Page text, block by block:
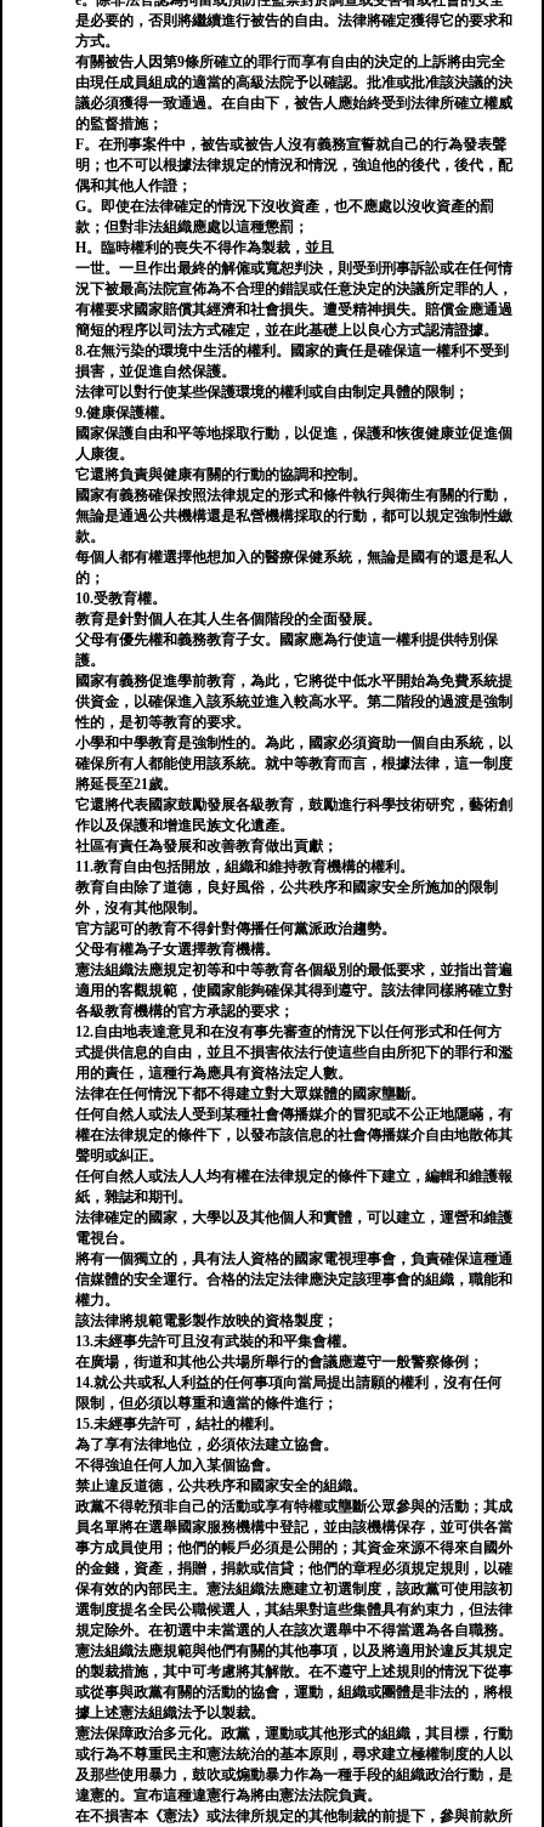
是必要的，否則將繼續進行被告的自由。法律將確定獲得它的要求和
方式。
有關被告人因第9條所確立的罪行而享有自由的決定的上訴將由完全
由現任成員組成的適當的高級法院予以確認。批准或批准該決議的決
議必須獲得一致通過。在自由下，被告人應始終受到法律所確立權威
的監督措施；
F。在刑事案件中，被告或被告人沒有義務宣誓就自己的行為發表聲
明；也不可以根據法律規定的情況和情況，強迫他的後代，後代，配
偶和其他人作證；
G。即使在法律確定的情況下沒收資產，也不應處以沒收資產的罰
款；但對非法組織應處以這種懲罰；
H。臨時權利的喪失不得作為製裁，並且
一世。一旦作出最終的解僱或寬恕判決，則受到刑事訴訟或在任何情
況下被最高法院宣佈為不合理的錯誤或任意決定的決議所定罪的人，
有權要求國家賠償其經濟和社會損失。遭受精神損失。賠償金應通過
簡短的程序以司法方式確定，並在此基礎上以良心方式認清證據。
8.在無污染的環境中生活的權利。國家的責任是確保這一權利不受到
損害，並促進自然保護。
法律可以對行使某些保護環境的權利或自由制定具體的限制；
9.健康保護權。
國家保護自由和平等地採取行動，以促進，保護和恢復健康並促進個
人康復。
它還將負責與健康有關的行動的協調和控制。
國家有義務確保按照法律規定的形式和條件執行與衛生有關的行動，
無論是通過公共機構還是私營機構採取的行動，都可以規定強制性繳
款。
每個人都有權選擇他想加入的醫療保健系統，無論是國有的還是私人
的；
10.受教育權。
教育是針對個人在其人生各個階段的全面發展。
父母有優先權和義務教育子女。國家應為行使這一權利提供特別保
護。
國家有義務促進學前教育，為此，它將從中低水平開始為免費系統提
供資金，以確保進入該系統並進入較高水平。第二階段的過渡是強制
性的，是初等教育的要求。
小學和中學教育是強制性的。為此，國家必須資助一個自由系統，以
確保所有人都能使用該系統。就中等教育而言，根據法律，這一制度
將延長至21歲。
它還將代表國家鼓勵發展各級教育，鼓勵進行科學技術研究，藝術創
作以及保護和增進民族文化遺產。
社區有責任為發展和改善教育做出貢獻；
11.教育自由包括開放，組織和維持教育機構的權利。
教育自由除了道德，良好風俗，公共秩序和國家安全所施加的限制
外，沒有其他限制。
官方認可的教育不得針對傳播任何黨派政治趨勢。
父母有權為子女選擇教育機構。
憲法組織法應規定初等和中等教育各個級別的最低要求，並指出普遍
適用的客觀規範，使國家能夠確保其得到遵守。該法律同樣將確立對
各級教育機構的官方承認的要求；
12.自由地表達意見和在沒有事先審查的情況下以任何形式和任何方
式提供信息的自由，並且不損害依法行使這些自由所犯下的罪行和濫
用的責任，這種行為應具有資格法定人數。
法律在任何情況下都不得建立對大眾媒體的國家壟斷。
任何自然人或法人受到某種社會傳播媒介的冒犯或不公正地隱瞞，有
權在法律規定的條件下，以發布該信息的社會傳播媒介自由地散佈其
聲明或糾正。
任何自然人或法人人均有權在法律規定的條件下建立，編輯和維護報
紙，雜誌和期刊。
法律確定的國家，大學以及其他個人和實體，可以建立，運營和維護
電視台。
將有一個獨立的，具有法人資格的國家電視理事會，負責確保這種通
信媒體的安全運行。合格的法定法律應決定該理事會的組織，職能和
權力。
該法律將規範電影製作放映的資格製度；
13.未經事先許可且沒有武裝的和平集會權。
在廣場，街道和其他公共場所舉行的會議應遵守一般警察條例；
14.就公共或私人利益的任何事項向當局提出請願的權利，沒有任何
限制，但必須以尊重和適當的條件進行；
15.未經事先許可，結社的權利。
為了享有法律地位，必須依法建立協會。
不得強迫任何人加入某個協會。
禁止違反道德，公共秩序和國家安全的組織。
政黨不得乾預非自己的活動或享有特權或壟斷公眾參與的活動；其成
員名單將在選舉國家服務機構中登記，並由該機構保存，並可供各當
事方成員使用；他們的帳戶必須是公開的；其資金來源不得來自國外
的金錢，資產，捐贈，捐款或信貸；他們的章程必須規定規則，以確
保有效的內部民主。憲法組織法應建立初選制度，該政黨可使用該初
選制度提名全民公職候選人，其結果對這些集體具有約束力，但法律
規定除外。在初選中未當選的人在該次選舉中不得當選為各自職務。
憲法組織法應規範與他們有關的其他事項，以及將適用於違反其規定
的製裁措施，其中可考慮將其解散。在不遵守上述規則的情況下從事
或從事與政黨有關的活動的協會，運動，組織或團體是非法的，將根
據上述憲法組織法予以製裁。
憲法保障政治多元化。政黨，運動或其他形式的組織，其目標，行動
或行為不尊重民主和憲法統治的基本原則，尋求建立極權制度的人以
及那些使用暴力，鼓吹或煽動暴力作為一種手段的組織政治行動，是
違憲的。宣布這種違憲行為將由憲法法院負責。
在不損害本《憲法》或法律所規定的其他制裁的前提下，參與前款所